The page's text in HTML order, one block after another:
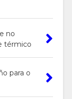
no
térmico
para o